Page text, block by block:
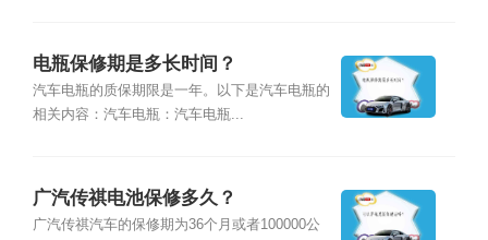
电瓶保修期是多长时间？
汽车电瓶的质保期限是一年。以下是汽车电瓶的
相关内容：汽车电瓶：汽车电瓶...
广汽传祺电池保修多久？
广汽传祺汽车的保修期为36个月或者100000公